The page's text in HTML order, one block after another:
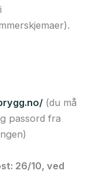
(du må
passord fra
26/10, ved